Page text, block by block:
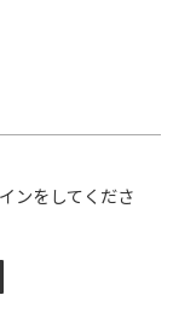
ンをしてくださ